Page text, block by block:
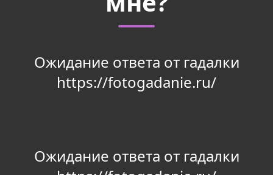
Ожидание ответа от гадалки
https://fotogadanie.ru/
Ожидание ответа от гадалки